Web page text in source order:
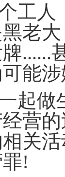
工
老
......
能
起
营
关
!